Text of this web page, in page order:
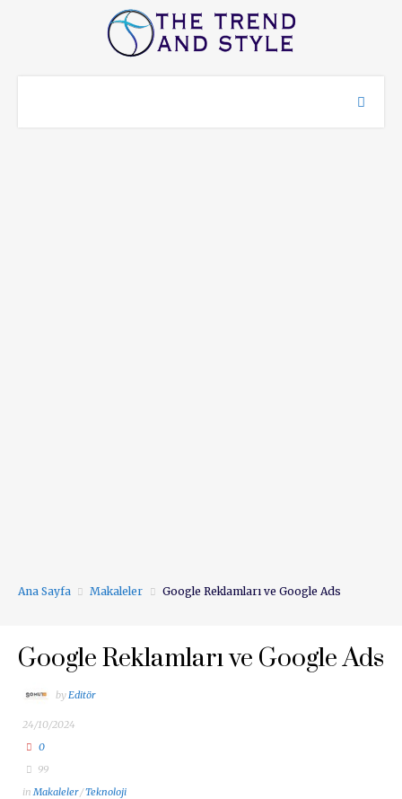
Ana Sayfa Makaleler Google Reklamları ve Google Ads
Google Reklamları ve Google Ads
byEditör
24/10/2024
0
99
in Makaleler/Teknoloji